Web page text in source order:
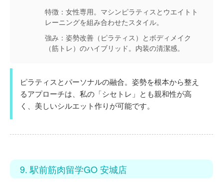
特徴： 女性専用。マシンピラティスとウエイトト
レーニングを組み合わせたスタイル。
強み： 姿勢改善（ピラティス）とボディメイク
（筋トレ）のハイブリッド。内装の清潔感。
ピラティスとパーソナルの融合。姿勢を根本から整え
るアプローチは、私の「シセトレ」とも親和性が高
く、美しいシルエット作りが可能です。
9. 駅前筋肉留学GO 安城店